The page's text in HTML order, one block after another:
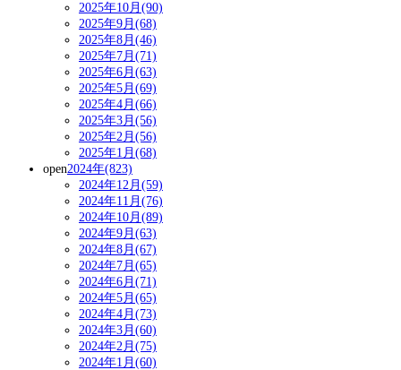
2025年10月(90)
2025年9月(68)
2025年8月(46)
2025年7月(71)
2025年6月(63)
2025年5月(69)
2025年4月(66)
2025年3月(56)
2025年2月(56)
2025年1月(68)
open2024年(823)
2024年12月(59)
2024年11月(76)
2024年10月(89)
2024年9月(63)
2024年8月(67)
2024年7月(65)
2024年6月(71)
2024年5月(65)
2024年4月(73)
2024年3月(60)
2024年2月(75)
2024年1月(60)